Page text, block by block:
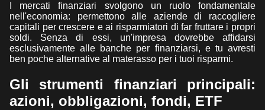
I mercati finanziari svolgono un ruolo fondamentale
nell'economia: permettono alle aziende di raccogliere
capitali per crescere e ai risparmiatori di far fruttare i propri
soldi. Senza di essi, un'impresa dovrebbe affidarsi
esclusivamente alle banche per finanziarsi, e tu avresti
ben poche alternative al materasso per i tuoi risparmi.
Gli strumenti finanziari principali:
azioni, obbligazioni, fondi, ETF